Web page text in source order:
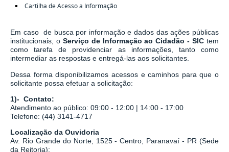
Cartilha de Acesso a Informação
Em caso de busca por informação e dados das ações públicas
institucionais, o Serviço de Informação ao Cidadão - SICtem
como tarefa de
providenciar as informações, tanto como
intermediar as respostas e entregá-las aos solicitantes.
Dessa forma disponibilizamos acessos e caminhos para que o
solicitante possa efetuar a solicitação:
1)- Contato:
Atendimento ao público: 09:00 - 12:00 | 14:00 - 17:00
Telefone: (44) 3141-4717
Localização da Ouvidoria
Av. Rio Grande do Norte, 1525 - Centro, Paranavaí - PR (Sede
da Reitoria);